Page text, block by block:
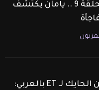
الحلقة 9 .. يامان يكتشف
لين الحايك لـ ET بالعربي: